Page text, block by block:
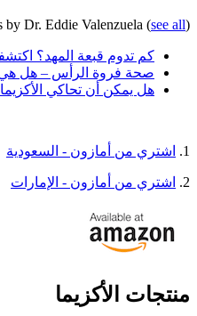
by Dr. Eddie Valenzuela (see all)
كم تدوم قبعة المهد؟
صحة فروة الرأس – هل هي
هل يمكن أن تحاكي
1. اشتري من أمازون - السعودية
2. اشتري من أمازون - الإمارات
منتجات الأكزيما